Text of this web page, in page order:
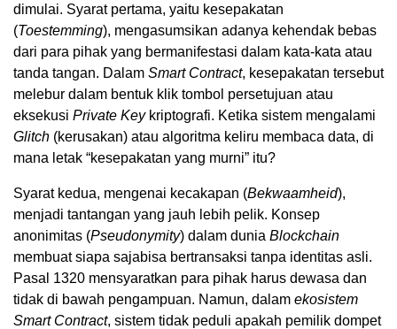
dimulai. Syarat pertama, yaitu kesepakatan
(Toestemming), mengasumsikan adanya kehendak bebas
dari para pihak yang bermanifestasi dalam kata-kata atau
tanda tangan. Dalam Smart Contract, kesepakatan tersebut
melebur dalam bentuk klik tombol persetujuan atau
eksekusi Private Key kriptografi. Ketika sistem mengalami
Glitch (kerusakan) atau algoritma keliru membaca data, di
mana letak “kesepakatan yang murni” itu?
Syarat kedua, mengenai kecakapan (Bekwaamheid),
menjadi tantangan yang jauh lebih pelik. Konsep
anonimitas (Pseudonymity) dalam dunia Blockchain
membuat siapa sajabisa bertransaksi tanpa identitas asli.
Pasal 1320 mensyaratkan para pihak harus dewasa dan
tidak di bawah pengampuan. Namun, dalam ekosistem
Smart Contract, sistem tidak peduli apakah pemilik dompet